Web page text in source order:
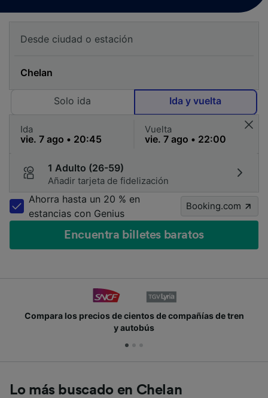
Solo ida Ida y vuelta
Ida Vuelta
1 Adulto (26-59)
Añadir tarjeta de fidelización
Ahorra hasta un 20 % en
estancias con Genius
Booking.com
Encuentra billetes baratos
Compara los precios de cientos de compañías de tren
y autobús
Lo más buscado en Chelan